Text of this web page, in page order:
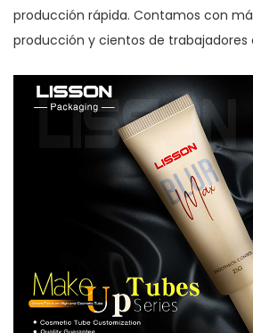
producción rápida. Contamos con
producción y cientos de trabajadores